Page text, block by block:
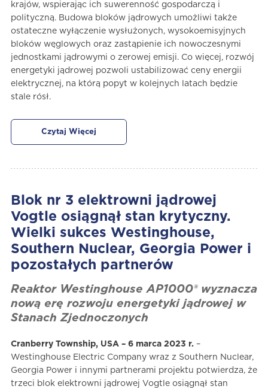
krajów, wspierając ich suwerenność gospodarczą i
polityczną. Budowa bloków jądrowych umożliwi także
ostateczne wyłączenie wysłużonych, wysokoemisyjnych
bloków węglowych oraz zastąpienie ich nowoczesnymi
jednostkami jądrowymi o zerowej emisji. Co więcej, rozwój
energetyki jądrowej pozwoli ustabilizować ceny energii
elektrycznej, na którą popyt w kolejnych latach będzie
stale rósł.
Czytaj Więcej
Blok nr 3 elektrowni jądrowej
Vogtle osiągnął stan krytyczny.
Wielki sukces Westinghouse,
Southern Nuclear, Georgia Power i
pozostałych partnerów
Reaktor Westinghouse AP1000® wyznacza
nową erę rozwoju energetyki jądrowej w
Stanach Zjednoczonych
Cranberry Township, USA – 6 marca 2023 r. –
Westinghouse Electric Company wraz z Southern Nuclear,
Georgia Power i innymi partnerami projektu potwierdza, że
trzeci blok elektrowni jądrowej Vogtle osiągnął stan